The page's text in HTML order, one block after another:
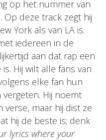
op het nummer van
Op deze track zegt hij
York als van LA is.
iedereen in de
aan dat rap een
Hij wilt alle fans van
elke fan hun
Hij noemt
maar hij dist ze
hij de beste is; denk
lyrics where your